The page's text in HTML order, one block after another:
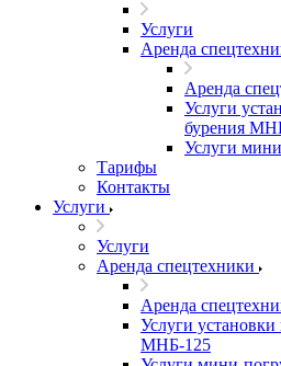
Услуги
Аренда
Аренда
Услуги
бурения
Услуги
Тарифы
Контакты
Услуги
Услуги
Аренда спецтехники
Аренда
Услуги
МНБ-125